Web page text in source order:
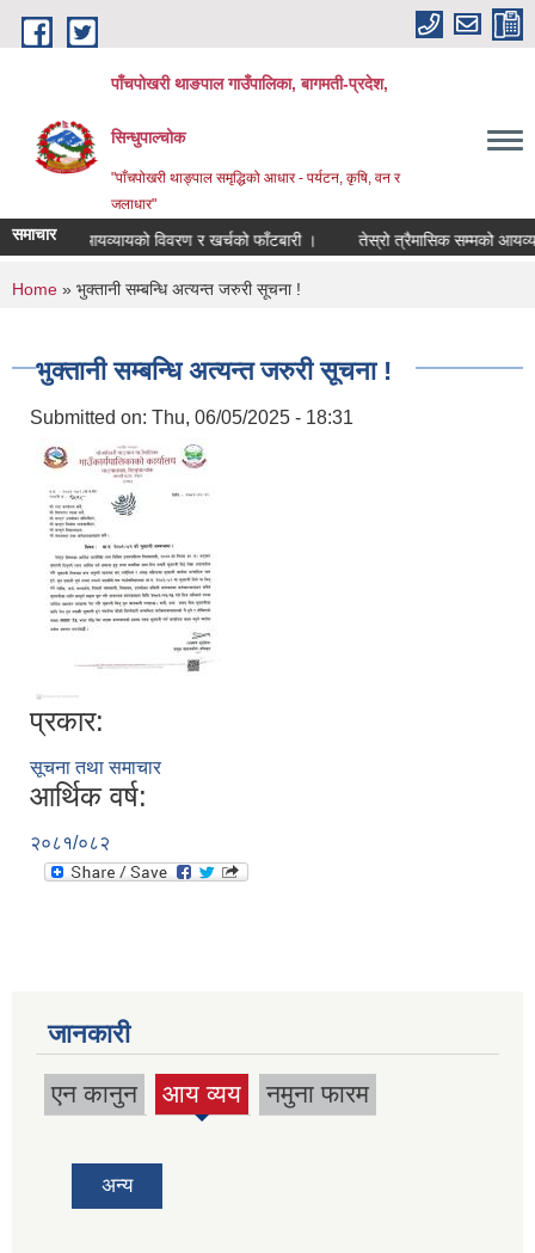
Skip to main content
पाँचपोखरी थाङपाल गाउँपालिका, बागमती-प्रदेश,
सिन्धुपाल्चोक
"पाँचपोखरी थाङ्पाल समृद्धिको आधार - पर्यटन, कृषि, वन र
जलाधार"
समाचारआयव्यायको विवरण र खर्चको फाँटबारी । तेस्रो त्रैमासिक सम्मको आयव्यायको
You are here
Home » भुक्तानी सम्बन्धि अत्यन्त जरुरी सूचना !
भुक्तानी सम्बन्धि अत्यन्त जरुरी सूचना !
Submitted on: Thu, 06/05/2025 - 18:31
प्रकार:
सूचना तथा समाचार
आर्थिक वर्ष:
२०८१/०८२
जानकारी
एन कानुन आय व्यय
(active
नमुना फारम
अन्य